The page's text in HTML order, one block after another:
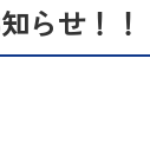
らせ！！